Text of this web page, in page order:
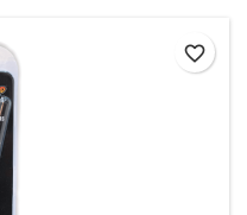
favorite_border